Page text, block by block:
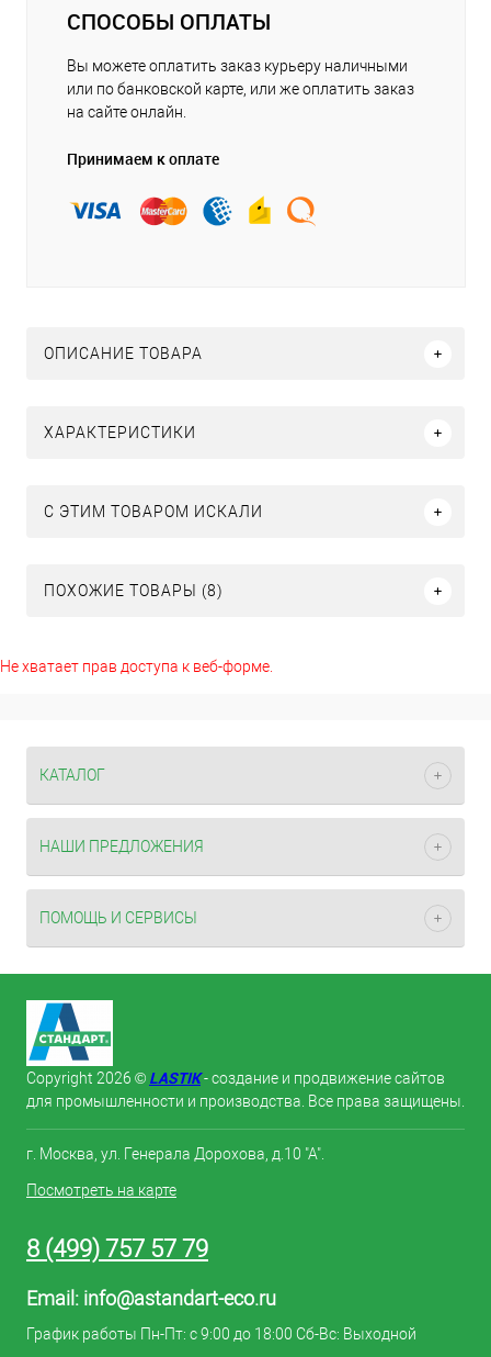
СПОСОБЫ ОПЛАТЫ
Вы можете оплатить заказ курьеру наличными
или по банковской карте, или же оплатить заказ
на сайте онлайн.
Принимаем к оплате
ОПИСАНИЕ ТОВАРА
ХАРАКТЕРИСТИКИ
C ЭТИМ ТОВАРОМ ИСКАЛИ
ПОХОЖИЕ ТОВАРЫ (8)
Не хватает прав доступа к веб-форме.
КАТАЛОГ
НАШИ ПРЕДЛОЖЕНИЯ
ПОМОЩЬ И СЕРВИСЫ
Copyright 2026 © LASTIK- создание и продвижение сайтов
для промышленности и производства. Все права защищены.
г. Москва, ул. Генерала Дорохова, д.10 "А".
Посмотреть на карте
8 (499) 757 57 79
Email: info@astandart-eco.ru
График работы Пн-Пт: с 9:00 до 18:00 Сб-Вс: Выходной